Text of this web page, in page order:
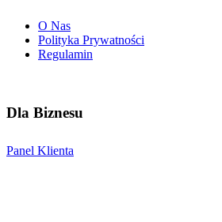
O Nas
Polityka Prywatności
Regulamin
Dla Biznesu
Panel Klienta